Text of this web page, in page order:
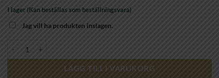
I lager (Kan beställas som beställningsvara)
Jag vill ha produkten inslagen.
LÄGG TILL I VARUKORG